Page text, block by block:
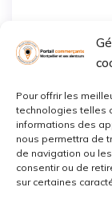
Pour offrir les
technologies telles
informations des
nous permettra de
de navigation ou
consentir ou de
sur certaines
AXA